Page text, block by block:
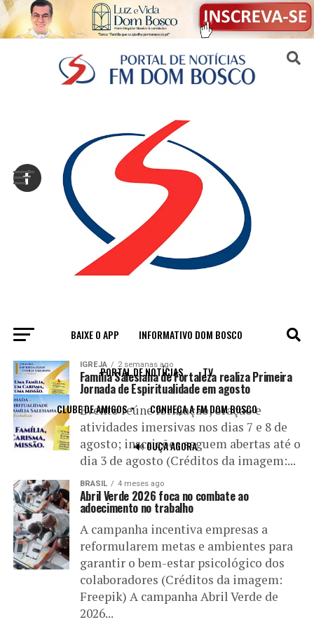
BAIXE O APP INFORMATIVO DOM BOSCO
PORTAL DE NOTÍCIAS TV
CLUBE DE AMIGOS CONHEÇA A FM DOM BOSCO
🔊 OUÇA AGORA
All posts tagged "jornada"
IGREJA 2 semanas ago
Família Salesiana de Fortaleza realiza Primeira
Jornada de Espiritualidade em agosto
Evento reúne formação, oração e
atividades imersivas nos dias 7 e 8 de
agosto; inscrições seguem abertas até o
dia 3 de agosto (Créditos da imagem:...
BRASIL 4 meses ago
Abril Verde 2026 foca no combate ao
adoecimento no trabalho
A campanha incentiva empresas a
reformularem metas e ambientes para
garantir o bem-estar psicológico dos
colaboradores (Créditos da imagem:
Freepik) A campanha Abril Verde de
2026...
Sair da versão mobile